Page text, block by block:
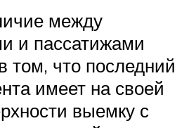
между
и пассатижами
том, что последний
имеет на своей
выемку с